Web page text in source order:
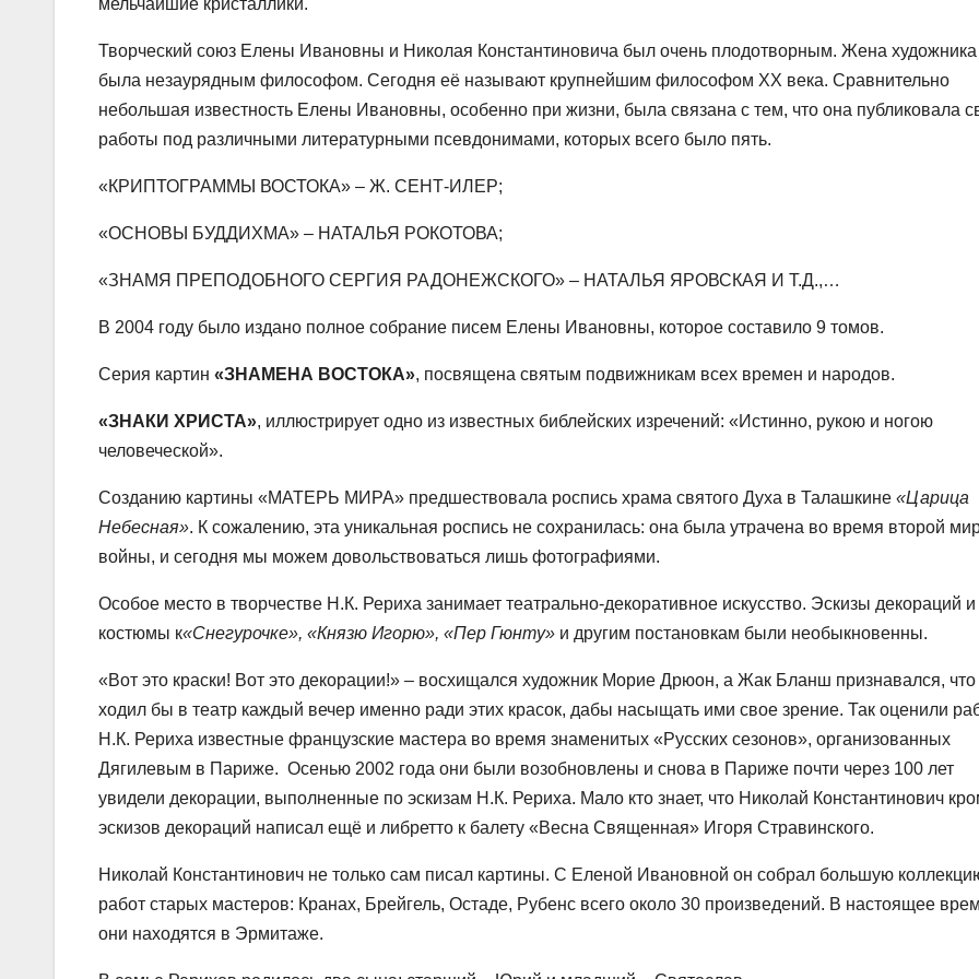
мельчайшие кристаллики.
Творческий союз Елены Ивановны и Николая Константиновича был очень плодотворным. Жена художника
была незаурядным философом. Сегодня её называют крупнейшим философом ХХ века. Сравнительно
небольшая известность Елены Ивановны, особенно при жизни, была связана с тем, что она публиковала
работы под различными литературными псевдонимами, которых всего было пять.
«КРИПТОГРАММЫ ВОСТОКА» – Ж. СЕНТ-ИЛЕР;
«ОСНОВЫ БУДДИХМА» – НАТАЛЬЯ РОКОТОВА;
«ЗНАМЯ ПРЕПОДОБНОГО СЕРГИЯ РАДОНЕЖСКОГО» – НАТАЛЬЯ ЯРОВСКАЯ И Т.Д.,…
В 2004 году было издано полное собрание писем Елены Ивановны, которое составило 9 томов.
Серия картин «ЗНАМЕНА ВОСТОКА», посвящена святым подвижникам всех времен и народов.
«ЗНАКИ ХРИСТА», иллюстрирует одно из известных библейских изречений: «Истинно, рукою и ногою
человеческой».
Созданию картины «МАТЕРЬ МИРА» предшествовала роспись храма святого Духа в Талашкине «Царица
Небесная». К сожалению, эта уникальная роспись не сохранилась: она была утрачена во время второй
войны, и сегодня мы можем довольствоваться лишь фотографиями.
Особое место в творчестве Н.К. Рериха занимает театрально-декоративное искусство. Эскизы декораций и
костюмы к«Снегурочке», «Князю Игорю», «Пер Гюнту» и другим постановкам были необыкновенны.
«Вот это краски! Вот это декорации!» – восхищался художник Морие Дрюон, а Жак Бланш признавался, что
ходил бы в театр каждый вечер именно ради этих красок, дабы насыщать ими свое зрение. Так оценили
Н.К. Рериха известные французские мастера во время знаменитых «Русских сезонов», организованных
Дягилевым в Париже. Осенью 2002 года они были возобновлены и снова в Париже почти через 100 лет
увидели декорации, выполненные по эскизам Н.К. Рериха. Мало кто знает, что Николай Константинович
эскизов декораций написал ещё и либретто к балету «Весна Священная» Игоря Стравинского.
Николай Константинович не только сам писал картины. С Еленой Ивановной он собрал большую
работ старых мастеров: Кранах, Брейгель, Остаде, Рубенс всего около 30 произведений. В настоящее
они находятся в Эрмитаже.